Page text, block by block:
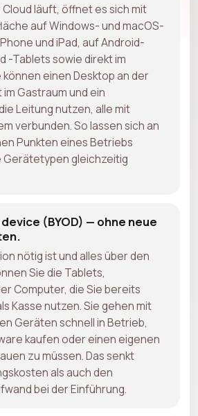
Cloud läuft, öffnet es sich mit
auf Windows- und macOS-
und iPad, auf Android-
-Tablets sowie direkt im
einen Desktop an der
Gastraum und ein
Leitung nutzen, alle mit
verbunden. So lassen sich an
Punkten eines Betriebs
gleichzeitig
(BYOD) — ohne neue
nötig ist und alles über den
Sie die Tablets,
Computer, die Sie bereits
Kasse nutzen. Sie gehen mit
Geräten schnell in Betrieb,
kaufen oder einen eigenen
zu müssen. Das senkt
als auch den
bei der Einführung.